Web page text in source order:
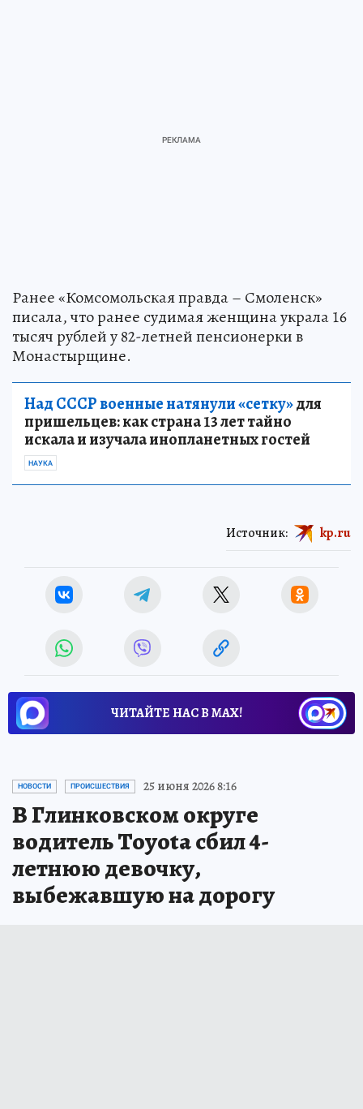
Ранее «Комсомольская правда – Смоленск»
писала, что ранее судимая женщина украла 16
тысяч рублей у 82-летней пенсионерки в
Монастырщине.
Над СССР военные натянули «сетку»для
пришельцев: как страна 13 лет тайно
искала и изучала инопланетных гостей
НАУКА
Источник: kp.ru
ЧИТАЙТЕ НАС В МАХ!
НОВОСТИ ПРОИСШЕСТВИЯ 25 июня 2026 8:16
В Глинковском округе
водитель Toyota сбил 4-
летнюю девочку,
выбежавшую на дорогу